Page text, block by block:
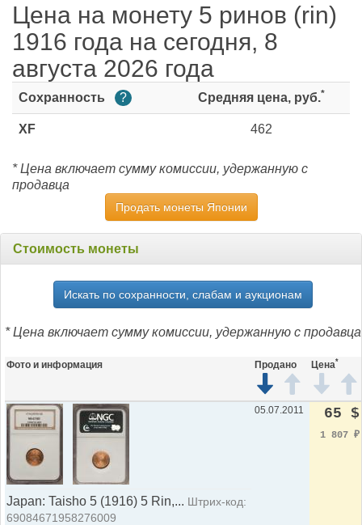
Цена на монету 5 ринов (rin)
1916 года на сегодня, 8
августа 2026 года
Сохранность ? Средняя цена, руб.*
XF 462
* Цена включает сумму комиссии, удержанную с
продавца
Продать монеты Японии
Стоимость монеты
Искать по сохранности, слабам и аукционам
* Цена включает сумму комиссии, удержанную с продавца
Фото и информация Продано Цена*
Japan: Taisho 5 (1916) 5 Rin,... Штрих-код:
69084671958276009
05.07.2011 65 $
1 807 ₽